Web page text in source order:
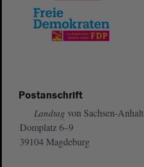
Postanschrift
Landtag von Sachsen-Anhalt
Domplatz 6–9
39104 Magdeburg